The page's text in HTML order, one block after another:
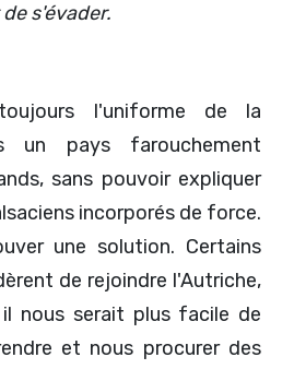
s'évader.
l'uniforme de la
un pays farouchement
sans pouvoir expliquer
incorporés de force.
une solution. Certains
de rejoindre l'Autriche,
nous serait plus facile de
et nous procurer des